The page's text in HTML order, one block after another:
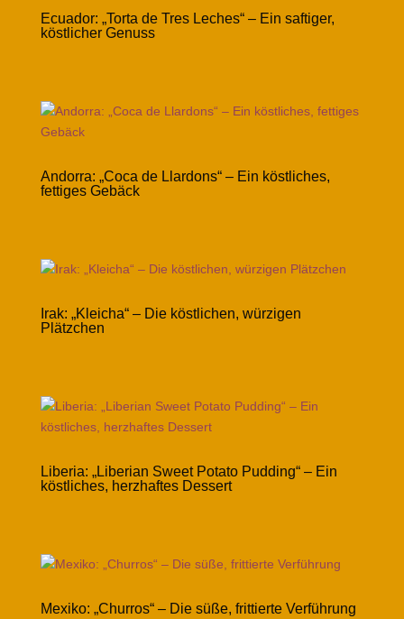
Ecuador: „Torta de Tres Leches“ – Ein saftiger,
köstlicher Genuss
Andorra: „Coca de Llardons“ – Ein köstliches,
fettiges Gebäck
Irak: „Kleicha“ – Die köstlichen, würzigen
Plätzchen
Liberia: „Liberian Sweet Potato Pudding“ – Ein
köstliches, herzhaftes Dessert
Mexiko: „Churros“ – Die süße, frittierte Verführung